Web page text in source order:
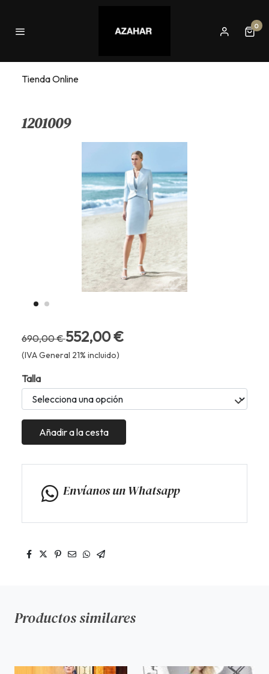
0
Tienda Online
1201009
690,00 €552,00 €
(IVA General 21% incluido)
Talla
Añadir a la cesta
Envíanos un Whatsapp
Productos similares